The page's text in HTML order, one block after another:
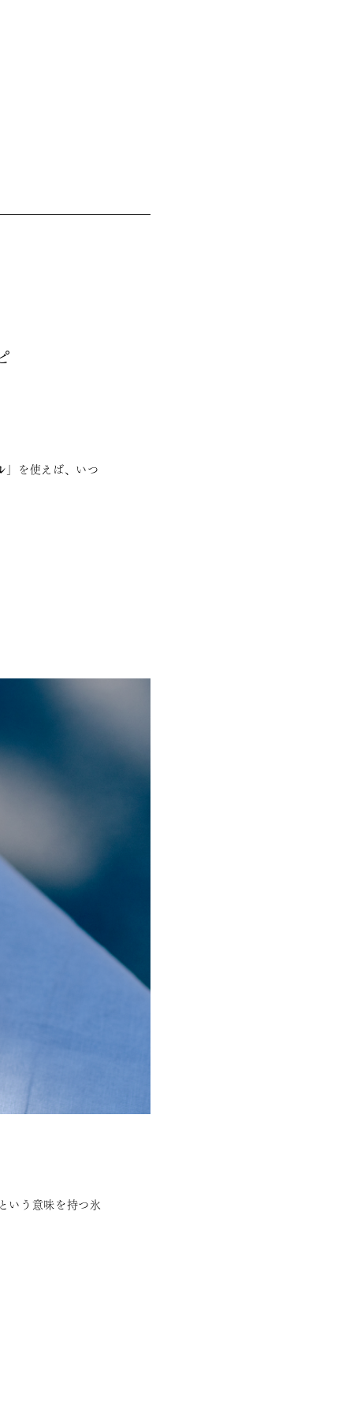
」を使えば、いつ
いう意味を持つ氷